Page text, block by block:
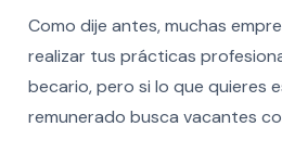
Como dije antes, muchas
realizar tus prácticas
becario, pero si lo que quieres
remunerado busca vacantes